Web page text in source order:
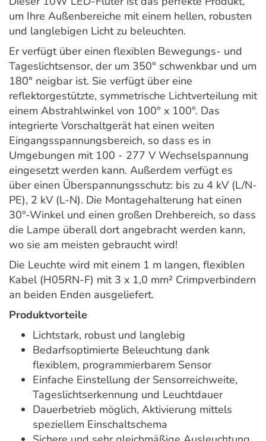
um Ihre Außenbereiche mit einem hellen, robusten
und langlebigen Licht zu beleuchten.
Er verfügt über einen flexiblen Bewegungs- und
Tageslichtsensor, der um 350° schwenkbar und um
180° neigbar ist. Sie verfügt über eine
reflektorgestützte, symmetrische Lichtverteilung mit
einem Abstrahlwinkel von 100° x 100°. Das
integrierte Vorschaltgerät hat einen weiten
Eingangsspannungsbereich, so dass es in
Umgebungen mit 100 - 277 V Wechselspannung
eingesetzt werden kann. Außerdem verfügt es
über einen Überspannungsschutz: bis zu 4 kV (L/N-
PE), 2 kV (L-N). Die Montagehalterung hat einen
30°-Winkel und einen großen Drehbereich, so dass
die Lampe überall dort angebracht werden kann,
wo sie am meisten gebraucht wird!
Die Leuchte wird mit einem 1 m langen, flexiblen
Kabel (H05RN-F) mit 3 x 1,0 mm² Crimpverbindern
an beiden Enden ausgeliefert.
Produktvorteile
Lichtstark, robust und langlebig
Bedarfsoptimierte Beleuchtung dank
flexiblem, programmierbarem Sensor
Einfache Einstellung der Sensorreichweite,
Tageslichtserkennung und Leuchtdauer
Dauerbetrieb möglich, Aktivierung mittels
speziellem Einschaltschema